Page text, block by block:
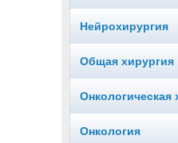
Нейрохирургия
Общая хирургия
Онкологическая
Онкология